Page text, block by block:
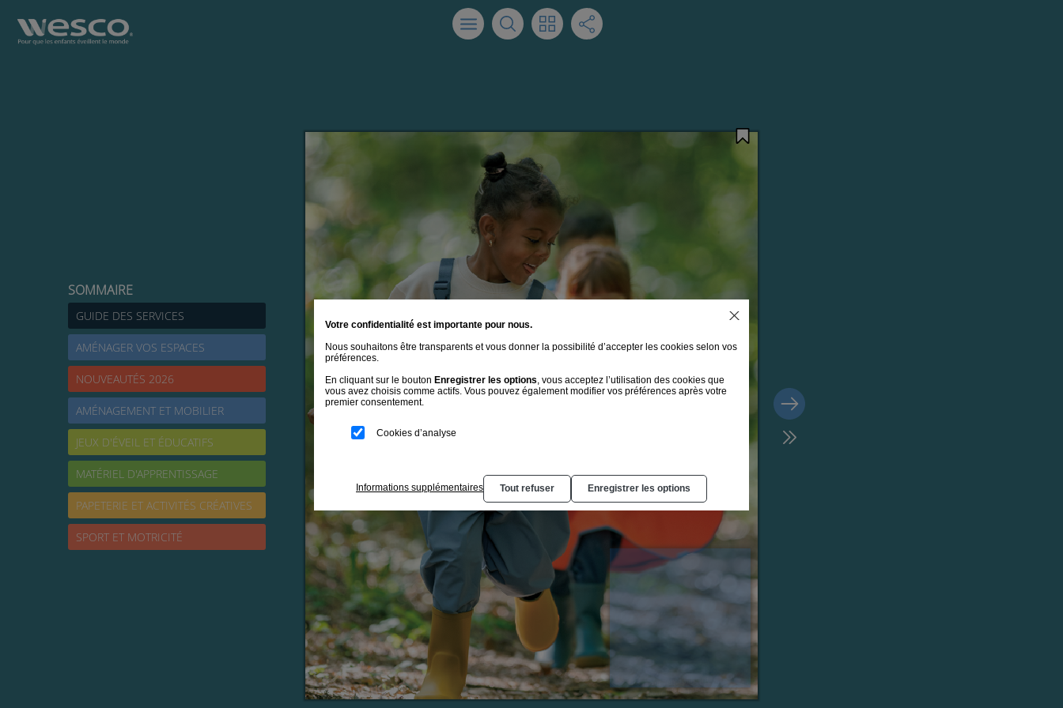
SOMMAIRE
GUIDE DES SERVICES
AMÉNAGER VOS ESPACES
NOUVEAUTÉS 2026
AMÉNAGEMENT ET MOBILIER
JEUX D'ÉVEIL ET ÉDUCATIFS
MATÉRIEL D'APPRENTISSAGE
PAPETERIE ET ACTIVITÉS CRÉATIVES
SPORT ET MOTRICITÉ
Votre confidentialité est importante pour nous.
Nous souhaitons être transparents et vous donner la possibilité d’accepter les cookies selon vos
préférences.
En cliquant sur le bouton Enregistrer les options, vous acceptez l’utilisation des cookies que
vous avez choisis comme actifs. Vous pouvez également modifier vos préférences après votre
premier consentement.
Cookies d’analyse
Informations supplémentaires Tout refuser Enregistrer les options